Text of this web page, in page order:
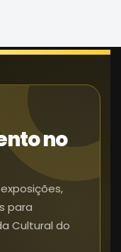
no
para
Cultural do